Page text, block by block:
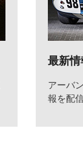
最新情
アーバ
報を配